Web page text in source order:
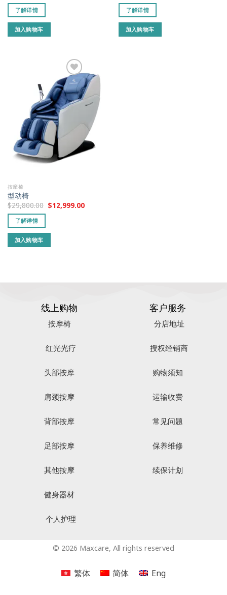
了解详情
加入购物车
了解详情
加入购物车
添加到我的
最爱
按摩椅
型动椅
$29,800.00 $12,999.00
了解详情
加入购物车
线上购物
按摩椅
红光光疗
头部按摩
肩颈按摩
背部按摩
足部按摩
其他按摩
健身器材
个人护理
客户服务
分店地址
授权经销商
购物须知
运输收费
常见问题
保养维修
续保计划
© 2026 Maxcare, All rights reserved
繁体 简体 Eng